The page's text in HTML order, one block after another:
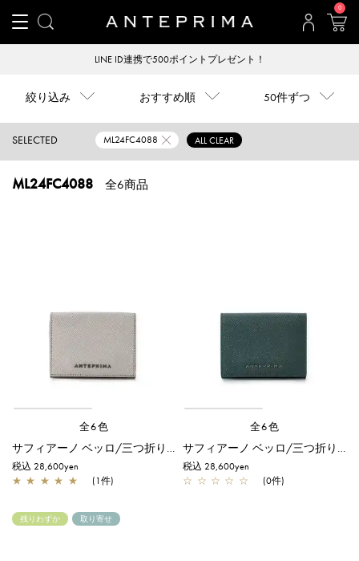
0
LINE ID連携で500ポイントプレゼント！
絞り込み おすすめ順 50件ずつ
SELECTED ML24FC4088 ALL CLEAR
ML24FC4088 全6商品
全6色
サフィアーノ ベッロ/三つ折りウォレット/スモークグレー
税込 28,600yen
★ ★ ★ ★ ★ (1件)
全6色
サフィアーノ ベッロ/三つ折りウォレット/ダークグリーン
税込 28,600yen
☆ ☆ ☆ ☆ ☆ (0件)
残りわずか 取り寄せ